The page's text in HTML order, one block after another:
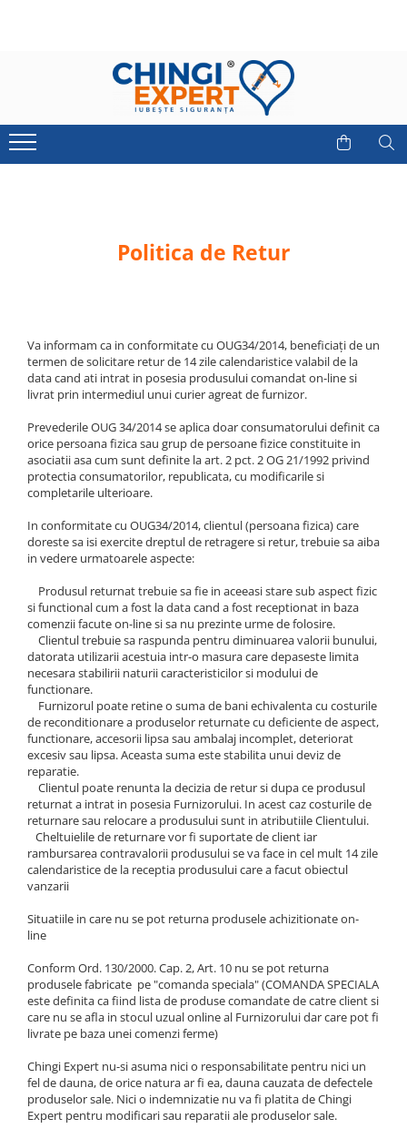
SISTEME ANCORARE
CHINGI ANCORARE LATIME
BANDA 50 MM
CHINGI ANCORARE LATIME
SISTEME RIDICARE
CHINGI TEXTILE PLATE
CHINGI TEXTILE TUBULARE
CHINGI COMPATIBILE - AFTERMARKET
CHINGI ANCORARE
TRANSPORT MASINI
CHINGI ANCORARE AUTO
BARE FIXARE MARFĂ
COVORAS ANTIDERAPANT
CHEI DE TACHELAJ
INELE SUDABILE TRAILER
ALTE CATEGORII DE PRODUSE
ARTICOLE TEHNICE
OUTDOOR FUN
GAMA " PRO BUDGET "
Politica de Retur
Va informam ca in conformitate cu OUG34/2014, beneficiați de un
termen de solicitare retur de 14 zile calendaristice valabil de la
data cand ati intrat in posesia produsului comandat on-line si
livrat prin intermediul unui curier agreat de furnizor.
Prevederile OUG 34/2014 se aplica doar consumatorului definit ca
orice persoana fizica sau grup de persoane fizice constituite in
asociatii asa cum sunt definite la art. 2 pct. 2 OG 21/1992 privind
protectia consumatorilor, republicata, cu modificarile si
completarile ulterioare.
In conformitate cu OUG34/2014, clientul (persoana fizica) care
doreste sa isi exercite dreptul de retragere si retur, trebuie sa aiba
in vedere urmatoarele aspecte:
Produsul returnat trebuie sa fie in aceeasi stare sub aspect fizic
si functional cum a fost la data cand a fost receptionat in baza
comenzii facute on-line si sa nu prezinte urme de folosire.
Clientul trebuie sa raspunda pentru diminuarea valorii bunului,
datorata utilizarii acestuia intr-o masura care depaseste limita
necesara stabilirii naturii caracteristicilor si modului de
functionare.
Furnizorul poate retine o suma de bani echivalenta cu costurile
de reconditionare a produselor returnate cu deficiente de aspect,
functionare, accesorii lipsa sau ambalaj incomplet, deteriorat
excesiv sau lipsa. Aceasta suma este stabilita unui deviz de
reparatie.
Clientul poate renunta la decizia de retur si dupa ce produsul
returnat a intrat in posesia Furnizorului. In acest caz costurile de
returnare sau relocare a produsului sunt in atributiile Clientului.
Cheltuielile de returnare vor fi suportate de client iar
rambursarea contravalorii produsului se va face in cel mult 14 zile
calendaristice de la receptia produsului care a facut obiectul
vanzarii
Situatiile in care nu se pot returna produsele achizitionate on-
line
Conform Ord. 130/2000. Cap. 2, Art. 10 nu se pot returna
produsele fabricate pe "comanda speciala" (COMANDA SPECIALA
este definita ca fiind lista de produse comandate de catre client si
care nu se afla in stocul uzual online al Furnizorului dar care pot fi
livrate pe baza unei comenzi ferme)
Chingi Expert nu-si asuma nici o responsabilitate pentru nici un
fel de dauna, de orice natura ar fi ea, dauna cauzata de defectele
produselor sale. Nici o indemnizatie nu va fi platita de Chingi
Expert pentru modificari sau reparatii ale produselor sale.